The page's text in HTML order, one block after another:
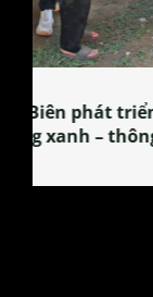
Làng
tỏa đặc